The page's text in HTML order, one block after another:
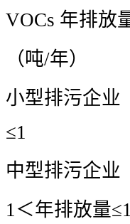
VOCs 年排放
（吨/年）
小型排污企业
≤1
中型排污企业
1＜年排放量